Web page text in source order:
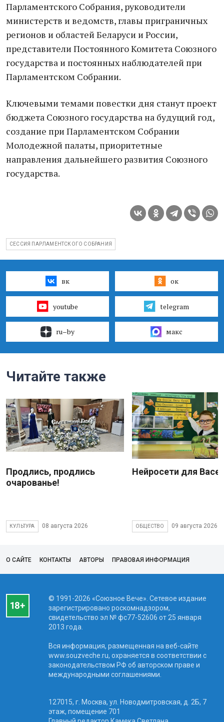
Парламентского Собрания, руководители
министерств и ведомств, главы приграничных
регионов и областей Беларуси и России,
представители Постоянного Комитета Союзного
государства и постоянных наблюдателей при
Парламентском Собрании.
Ключевыми темами повестки дня станут проект
бюджета Союзного государства на будущий год,
создание при Парламентском Собрании
Молодежной палаты, приоритетные
направления дальнейшего развития Союзного
государства.
СЕССИЯ ПАРЛАМЕНТСКОГО СОБРАНИЯ
вк ок
youtube telegram
ru–by макс
Читайте также
Продлись, продлись
очарованье!
КУЛЬТУРА 08 августа 2026
Нейросети для
ОБЩЕСТВО 09 августа 2026
О САЙТЕ КОНТАКТЫ АВТОРЫ ПРАВОВАЯ ИНФОРМАЦИЯ
© 1991-2026 «Союзное Вече». Сетевое издание
зарегистрировано роскомнадзором,
свидетельство эл № фc77-52606 от 25 января
2013 года.
Вся информация, размещенная на веб-сайте
www.souzveche.ru, охраняется в соответствии с
законодательством РФ об авторском праве и
международными соглашениями.
127015, г. Москва, ул. Новодмитровская, д. 2Б, 7
этаж, помещение 701